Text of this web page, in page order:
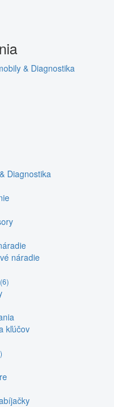
& Diagnostika
Diagnostika
náradie
(6)
kľúčov